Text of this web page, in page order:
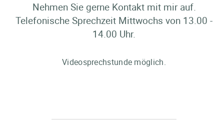
Nehmen Sie gerne Kontakt mit mir auf.
Telefonische Sprechzeit Mittwochs von 13.00 -
14.00 Uhr.
Videosprechstunde möglich.